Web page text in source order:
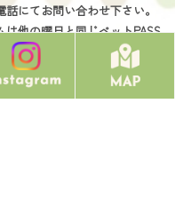
にてお問い合わせ下さい。
他の曜日と同じペットPASS
いため、手術に携わってい
ります。 診療可能な動物さ
、その動物さんに関しては外